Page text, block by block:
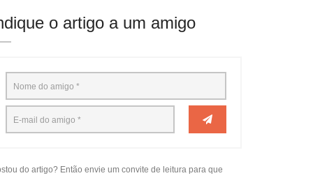
o artigo a um amigo
do artigo? Então envie um convite de leitura para que